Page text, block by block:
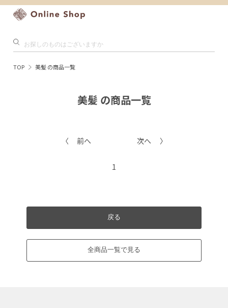
TOP 美髪 の商品一覧
美髪 の商品一覧
前へ
1
次へ
戻る
全商品一覧で見る